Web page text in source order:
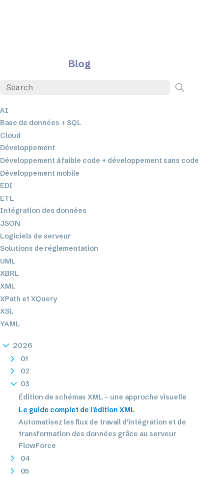
Blog
AI
Base de données + SQL
Cloud
Développement
Développement à faible code + développement sans code
Développement mobile
EDI
ETL
Intégration des données
JSON
Logiciels de serveur
Solutions de réglementation
UML
XBRL
XML
XPath et XQuery
XSL
YAML
2026
01
02
03
Édition de schémas XML – une approche visuelle
Le guide complet de l'édition XML
Automatisez les flux de travail d'intégration et de
transformation des données grâce au serveur
FlowForce
04
05